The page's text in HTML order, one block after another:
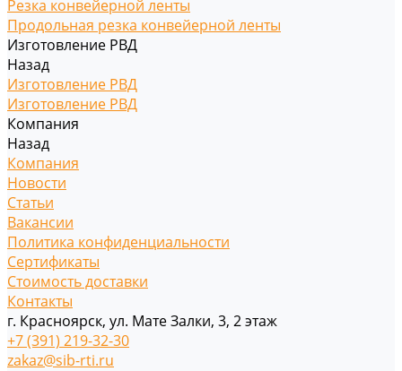
Резка конвейерной ленты
Продольная резка конвейерной ленты
Изготовление РВД
Назад
Изготовление РВД
Изготовление РВД
Компания
Назад
Компания
Новости
Статьи
Вакансии
Политика конфиденциальности
Сертификаты
Стоимость доставки
Контакты
г. Красноярск, ул. Мате Залки, 3, 2 этаж
+7 (391) 219-32-30
zakaz@sib-rti.ru